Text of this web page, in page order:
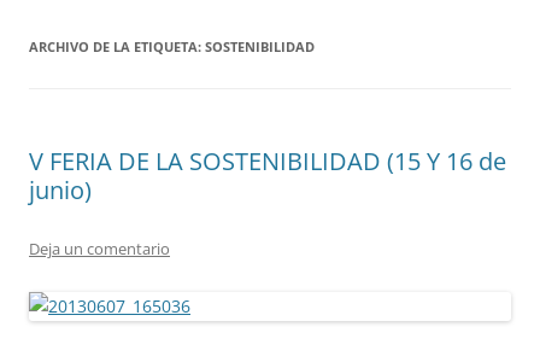
ARCHIVO DE LA ETIQUETA: SOSTENIBILIDAD
V FERIA DE LA SOSTENIBILIDAD (15 Y 16 de
junio)
Deja un comentario